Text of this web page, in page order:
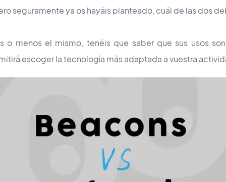
seguramente ya os hayáis planteado, cuál de las dos
o menos el mismo, tenéis que saber que sus usos
escoger la tecnología más adaptada a vuestra